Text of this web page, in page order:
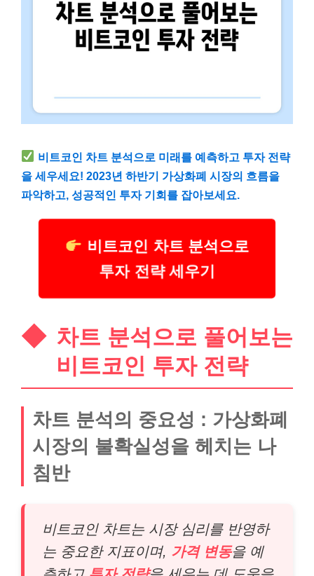
비트코인 차트 분석으로 미래를 예측하고 투자 전략
을 세우세요! 2023년 하반기 가상화폐 시장의 흐름을
파악하고, 성공적인 투자 기회를 잡아보세요.
비트코인 차트 분석으로
투자 전략 세우기
차트 분석으로 풀어보는
비트코인 투자 전략
차트 분석의 중요성 : 가상화폐
시장의 불확실성을 헤치는 나
침반
비트코인 차트는 시장 심리를 반영하
는 중요한 지표이며, 가격 변동을 예